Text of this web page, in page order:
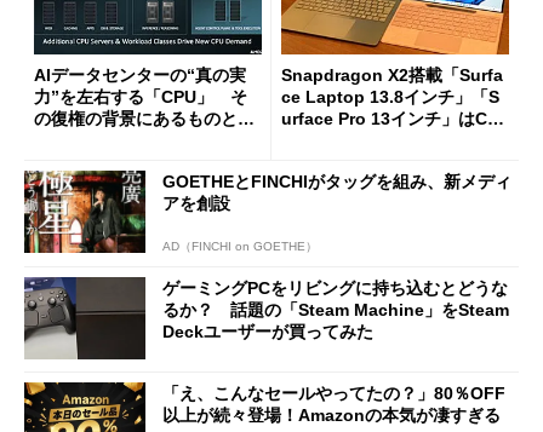
AIデータセンターの“真の実
力”を左右する「CPU」 そ
の復権の背景にあるものと
Snapdragon X2搭載「Surfa
ce Laptop 13.8インチ」「S
urface Pro 13インチ」はCop
た
GOETHEとFINCHIがタッグを組み、新メディ
アを創設
AD（FINCHI on GOETHE）
ゲーミングPCをリビングに持ち込むとどうな
るか？ 話題の「Steam Machine」をSteam
Deckユーザーが買ってみた
「え、こんなセールやってたの？」80％OFF
以上が続々登場！Amazonの本気が凄すぎる